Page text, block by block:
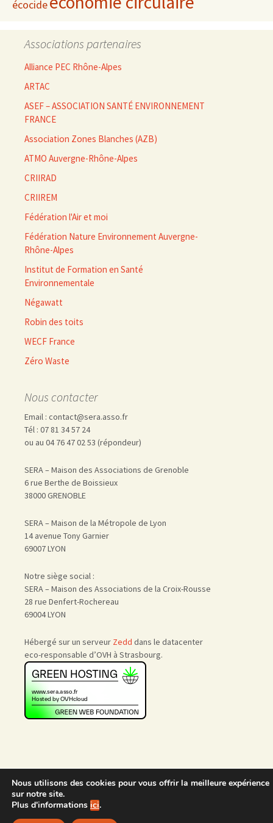
écocide
Associations partenaires
Alliance PEC Rhône-Alpes
ARTAC
ASEF – ASSOCIATION SANTÉ ENVIRONNEMENT
FRANCE
Association Zones Blanches (AZB)
ATMO Auvergne-Rhône-Alpes
CRIIRAD
CRIIREM
Fédération l'Air et moi
Fédération Nature Environnement Auvergne-
Rhône-Alpes
Institut de Formation en Santé
Environnementale
Négawatt
Robin des toits
WECF France
Zéro Waste
Nous contacter
Email : contact@sera.asso.fr
Tél : 07 81 34 57 24
ou au 04 76 47 02 53 (répondeur)
SERA – Maison des Associations de Grenoble
6 rue Berthe de Boissieux
38000 GRENOBLE
SERA – Maison de la Métropole de Lyon
14 avenue Tony Garnier
69007 LYON
Notre siège social :
SERA – Maison des Associations de la Croix-Rousse
28 rue Denfert-Rochereau
69004 LYON
Hébergé sur un serveur Zedd dans le datacenter
eco-responsable d’OVH à Strasbourg.
Accueil | Nous rejoindre
Admin
Nous utilisons des cookies pour vous offrir la meilleure expérience
sur notre site.
Plus d'informations ici.